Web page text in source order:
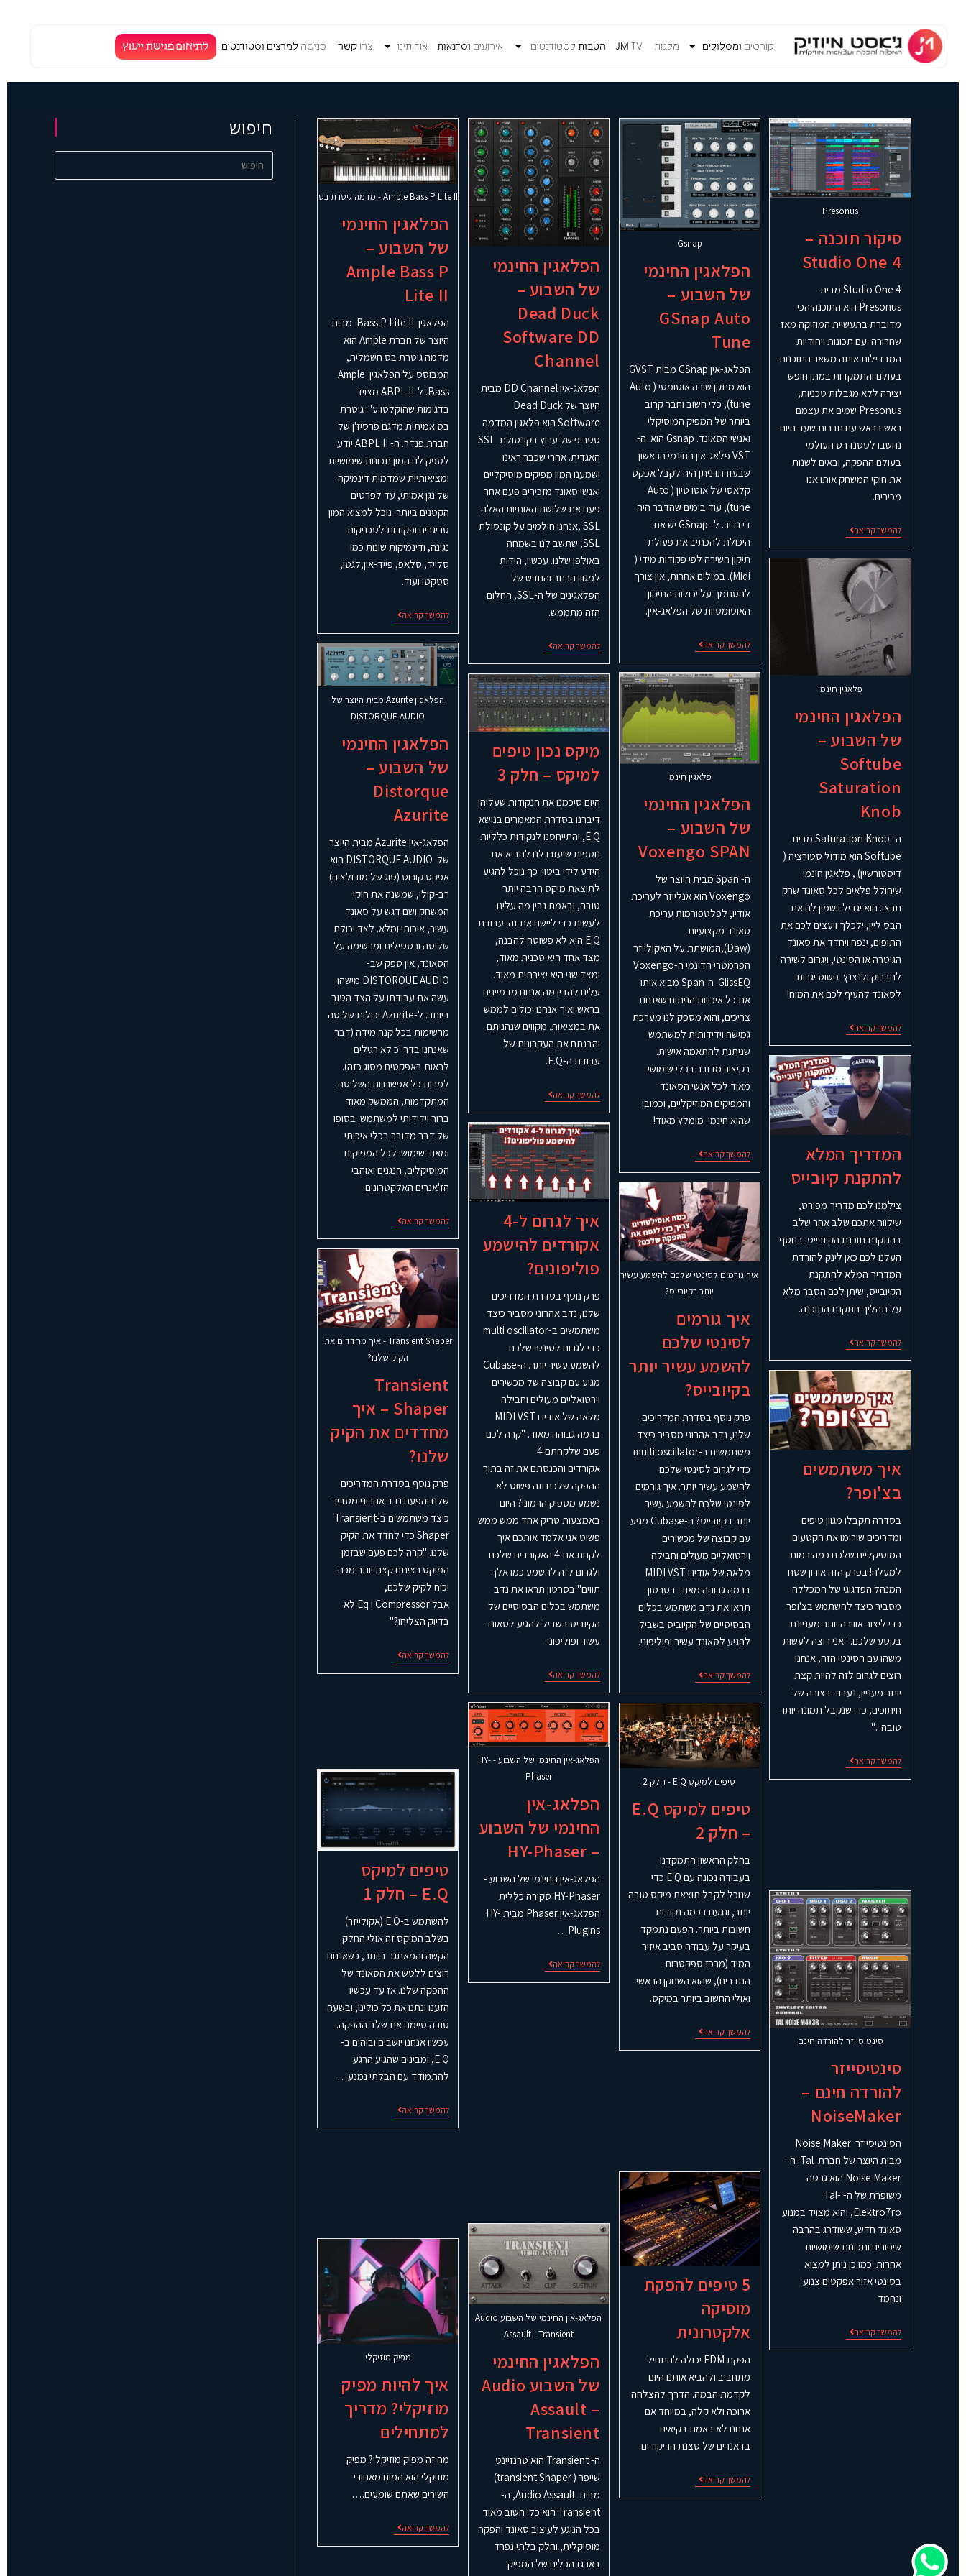
קורסים ומסלולים מלגות JM הטבות לסטודנטים אירועים וסדנאות אודותינו צרוקשר כניסה למרצים וסטודנטים לתיאום פגישת ייעוץ
Presonus
סיקור תוכנה –
Studio One 4
Studio One 4 מבית
Presonus היא התוכנה הכי
מדוברת בתעשיית המוזיקה מאז
שחרורה. עם תכונות ייחודיות
המבדילות אותה משאר התוכנות
בעולם והתמקדות במתן חופש
יצירה ללא מגבלות טכניות,
Presonus שמים את עצמם
ראש בראש עם חברות שעד היום
נחשבו לסטנדרט העולמי
בעולם ההפקה, ובאים לשנות
את חוקי המשחק אותו אנו
מכירים.
להמשך קריאה
Gsnap
הפלאגין החינמי
של השבוע –
GSnap Auto
Tune
הפלאג-אין GSnap מבית GVST
הוא מתקן שירה אוטומטי ( Auto
tune), כלי חשוב וחבר קרוב
ביותר של המפיק המוסיקלי
ואנשי הסאונד. Gsnap הוא ה-
VST פלאג-אין החינמי הראשון
שבעזרתו ניתן היה לקבל אפקט
קלאסי של אוטו טיון ( Auto
tune), עוד בימים שהדבר היה
די נדיר. ל- GSnap יש את
היכולת להכתיב את פעולת
תיקון השירה לפי פקודות מידי (
Midi). במילים אחרות, אין צורך
להסתמך על יכולות התיקון
האוטומטיות של הפלאג-אין.
להמשך קריאה
הפלאגין החינמי
של השבוע –
Dead Duck
Software DD
Channel
הפלאג-אין DD Channel מבית
היוצר של Dead Duck
Software הוא פלאגין המדמה
סטריפ של ערוץ בקונסולת SSL
האגדית. אחרי שכבר ראינו
ושמענו המון מפיקים מוסיקליים
ואנשי סאונד מזכירים פעם אחר
פעם את שלושת האותיות האלה
SSL ,אנחנו חולמים על קונסולת
SSL, שתשב לנו בשמחה
באולפן שלנו. עכשיו, הודות
למגוון הרחב והחדש של
הפלאגינים של ה-SSL, החלום
הזה מתממש.
להמשך קריאה
Ample Bass P Lite II - מדמה גיטרת בס
הפלאגין החינמי
של השבוע –
Ample Bass P
Lite II
הפלאגין Bass P Lite II מבית
היוצר של חברת Ample הוא
מדמה גיטרת בס חשמלית,
המבוסס על הפלאגין Ample
Bass. ל-ABPL II מצויד
בדגימות שהוקלטו ע"י גיטרת
בס אמיתית מדגם פרסיז'ן של
חברת פנדר. ה- ABPL II יודע
לספק לנו המון תכונות שימושיות
ומציאותיות שמדמות דינמיקה
של נגן אמיתי, עד לפרטים
הקטנים ביותר. נוכל למצוא המון
טריגרים ופקודות לטכניקות
נגינה, ודינמיקות שונות כמו
סלייד, סלאפ, פייד-אין,לגטו,
סטקטו ועוד.
להמשך קריאה
פלאגין חינמי
הפלאגין החינמי
של השבוע –
Softube
Saturation
Knob
ה- Saturation Knob מבית
Softube הוא מודול סטורציה (
דיסטורשיין) , פלאגין חינמי
שיחולל פלאים לכל סאונד שרק
תרצו. הוא יגדיל וישמין לנו את
הבס ליין, ילכלך ויעצים לכם את
התופים, ינפח ויחדד את סאונד
הגיטרה או הסינטי, ויגרום לשירה
להבריק ולנצנץ. פשוט יגרום
לסאונד להעיף לכם את המוח!
להמשך קריאה
הפלאdין Azurite מבית היוצר של
DISTORQUE AUDIO
הפלאגין החינמי
של השבוע –
Distorque
Azurite
הפלאג-אין Azurite מבית היוצר
של DISTORQUE AUDIO הוא
אפקט קורוס (סוג של מודולציה)
רב-קולי, שמשנה את חוקי
המשחק ושם דגש על סאונד
עשיר, איכותי ומלא. לצד יכולת
שליטה ורסטילית ומרשימה על
הסאונד, אין ספק שב-
DISTORQUE AUDIO מישהו
עשה את עבודתו על הצד הטוב
ביותר. ל-Azurite יכולות שליטה
מרשימות בכל קנה מידה (דבר
שאנחנו בדר"כ לא רגילים
לראות באפקטים מסוג כזה).
למרות כל אפשרויות השליטה
המתקדמות, הממשק מאוד
ברור וידידותי למשתמש. בסופו
של דבר מדובר בכלי איכותי
ומאוד שימושי לכל המפיקים
המוסיקלים, הנגנים ואוהבי
הז'אנרים האלקטרונים.
להמשך קריאה
פלאגין חינמי
הפלאגין החינמי
של השבוע –
Voxengo SPAN
ה- Span מבית היוצר של
Voxengo הוא אנלייזר לעריכת
אודיו, לפלטפורמות עריכת
סאונד מקצועיות
(Daw),המושתת על האקולייזר
הפרמטרי הדינמי ה-Voxengo
GlissEQ. ה-Span מביא איתו
את כל איכויות הניתוח שאנחנו
צריכים, והוא מספק לנו מערכת
גמישה וידידותית למשתמש
שניתנת להתאמה אישית.
בקיצור מדובר בכלי שימושי
מאוד לכל אנשי הסאונד
והמפיקים המוזיקליים, וכמובן
שהוא חינמי. מומלץ מאוד!
להמשך קריאה
מיקס נכון טיפים
למיקס – חלק 3
היום סיכמנו את הנקודות שעליהן
דיברנו בסדרת המאמרים בנושא
E.Q, והתייחסנו לנקודות כלליות
נוספות שיעזרו לנו להביא את
הידע לידי ביטוי. כך נוכל להגיע
לתוצאת מיקס הרבה יותר
טובה, ובאמת נבין מה עלינו
לעשות כדי ליישם את זה. עבודת
E.Q היא לא פשוטה להבנה,
מצד אחד היא טכנית מאוד,
ומצד שני היא יצירתית מאוד.
עלינו להבין מה אנחנו מדמיינים
בראש ואיך אנחנו יכולים לממש
את במציאות. מקווים שנהניתם
והבנתם את העקרונות של
עבודת ה-E.Q.
להמשך קריאה
המדריך המלא
להתקנת קיובייס
צילמנו לכם מדריך מפורט,
שילווה אתכם שלב אחר שלב
בהתקנת תוכנת הקיובייס. בנוסף
העלנו לכם כאן לינק להורדת
המדריך המלא להתקנת
הקיובייס, שיתן לכם הסבר מלא
על תהליך התקנת התוכנה.
להמשך קריאה
איך לגרום ל-4
אקורדים להישמע
פוליפונים?
פרק נוסף בסדרת המדריכים
שלנו, נדב אהרוני מסביר כיצד
משתמשים ב-multi oscillator
כדי לגרום לסינטי שלכם
להשמע עשיר יותר. ה-Cubase
מגיע עם קבוצה של מכשירים
וירטואליים מעולים וחבילה
מלאה של אודיו ו MIDI VST
ברמה גבוהה מאוד. "קרה לכם
פעם שלקחתם 4
אקורדים והכנסתם את זה בתוך
ההפקה שלכם וזה פשוט לא
נשמע מספיק הרמוני? היום
באמצעות טריק אחד ממש ממש
פשוט אני אלמד אותכם איך
לקחת את 4 האקורדים שלכם
ולגרום לזה להשמע כמו אלף
תווים" בסרטון תראו את נדב
משתמש בכלים הבסיסיים של
הקיוביס בשביל להגיע לסאונד
עשיר ופוליפוני.
להמשך קריאה
איך גורמים לסינטי שלכם להשמע עשיר
יותר בקיובייס?
איך גורמים
לסינטי שלכם
להשמע עשיר יותר
בקיובייס?
פרק נוסף בסדרת המדריכים
שלנו, נדב אהרוני מסביר כיצד
משתמשים ב-multi oscillator
כדי לגרום לסינטי שלכם
להשמע עשיר יותר. איך גורמים
לסינטי שלכם להשמע עשיר
יותר בקיובייס? ה-Cubase מגיע
עם קבוצה של מכשירים
וירטואליים מעולים וחבילה
מלאה של אודיו ו MIDI VST
ברמה גבוהה מאוד. בסרטון
תראו את נדב משתמש בכלים
הבסיסיים של הקיוביס בשביל
להגיע לסאונד עשיר ופוליפוני.
להמשך קריאה
Transient Shaper - איך מחדדים את
הקיק שלנו?
Transient
Shaper – איך
מחדדים את הקיק
שלנו?
פרק נוסף בסדרת המדריכים
שלנו והפעם נדב אהרוני מסביר
כיצד משתמשים ב-Transient
Shaper כדי לחדד את הקיק
שלנו. "קרה לכם פעם שבזמן
המיקס רציתם קצת יותר מכה
וכוח לקיק שלכם,
אבל Compressor ו Eq לא
בדיוק הצליחו?"
להמשך קריאה
איך משתמשים
בצ'ופר?
בסדרה תקבלו מגוון טיפים
ומדריכים שירימו את הקטעים
המוסיקליים שלכם כמה רמות
למעלה! בפרק הזה אורון שטח
המנהל הפדגוגי של המכללה
מסביר כיצד להשתמש בצ'ופר
כדי ליצור אווירה יותר מעניינת
בקטע שלכם. "אני רוצה לעשות
משהו עם הסינטי הזה, אנחנו
רוצים לגרום לזה להיות קצת
יותר מעניין, נעבוד בצורה של
חיתוכים, כדי שנקבל תמונה יותר
טובה..."
להמשך קריאה
הפלאג-אין החינמי של השבוע - HY-
Phaser
הפלאג-אין
החינמי של השבוע
– HY-Phaser
הפלאג-אין החינמי של השבוע -
HY-Phaser סקירה כללית
הפלאג-אין Phaser מבית HY-
Plugins…
להמשך קריאה
טיפים למיקס E.Q - חלק 2
טיפים למיקס E.Q
– חלק 2
בחלק הראשון התמקדנו
בעבודה נכונה עם E.Q כדי
שנוכל לקבל תוצאת מיקס טובה
יותר, ונגענו בכמה נקודות
חשובות ביותר. הפעם נתמקד
בעיקר על עבודה סביב איזור
המיד (מרכז ספקטרום
התדרים), שהוא השחקן הראשי
ואולי החשוב ביותר במיקס.
להמשך קריאה
טיפים למיקס
E.Q – חלק 1
להשתמש ב-E.Q (אקולייזר)
בשלב המיקס זה אולי החלק
הקשה והמאתגר ביותר, כשאנחנו
רוצים ללטש את הסאונד של
ההפקה שלנו. אז עד עכשיו
הזענו ונתנו את כל כולינו, ובשעה
טובה סיימנו את שלב ההפקה.
עכשיו אנחנו יושבים ובוהים ב-
E.Q, ומבינים שהגיע הרגע
להתמודד עם הבלתי נמנע…
להמשך קריאה
סינטיסייזר להורדה חינם
סינטיסייזר
להורדה חינם –
NoiseMaker
הסינטיסייזר Noise Maker
מבית היוצר של חברת Tal. ה-
Noise Maker הוא גרסה
משופרת של ה- Tal-
Elektro7ro, והוא מצויד במנוע
סאונד חדש, ששודרג בהרבה
שיפורים ותכונות שימושיות
אחרות. כמו כן ניתן למצוא
בסינטי אזור אפקטים צנוע
ונחמד
להמשך קריאה
5 טיפים להפקת
מוסיקה
אלקטרונית
הפקת EDM יכולה להתחיל
מתחביב ולהביא אותנו היום
לקדמת הבמה. הדרך להצלחה
ארוכה ולא קלה, במיוחד אם
אנחנו לא באמת בקיאים
בז'אנרים של סצנת הריקודים.
להמשך קריאה
הפלאג-אין החינמי של השבוע Audio
Assault - Transient
הפלאגין החינמי
של השבוע Audio
Assault –
Transient
ה- Transient הוא טרנזיינט
שייפר ( transient Shaper)
מבית Audio Assault, ה-
Transient הוא כלי חשוב מאוד
בכל הנוגע לעיצוב סאונד והפקה
מוסיקלית, וחלק בלתי נפרד
בארגז הכלים של המפיק
מפיק מוזיקלי
איך להיות מפיק
מוזיקלי? מדריך
למתחילים
מה זה מפיק מוזיקלי? מפיק
מוזיקלי הוא המוח מאחורי
השירים שאתם שומעים.…
להמשך קריאה
חיפוש